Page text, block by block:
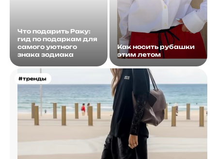
Что подарить Раку:
гид по подаркам для
самого уютного
знака зодиака
Как носить рубашки
этим летом
#тренды